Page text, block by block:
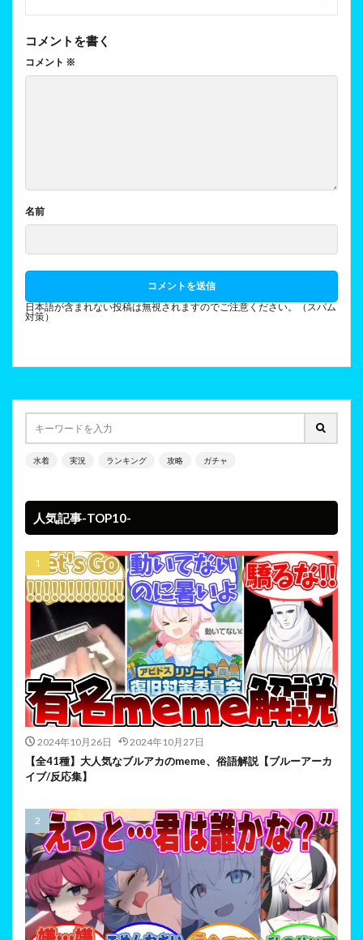
コメントを書く
コメント ※
名前
日本語が含まれない投稿は無視されますのでご注意ください。（スパム
対策）
水着 実況 ランキング 攻略 ガチャ
人気記事-TOP10-
2024年10月26日 2024年10月27日
【全41種】大人気なブルアカのmeme、俗語解説【ブルーアーカ
イブ/反応集】